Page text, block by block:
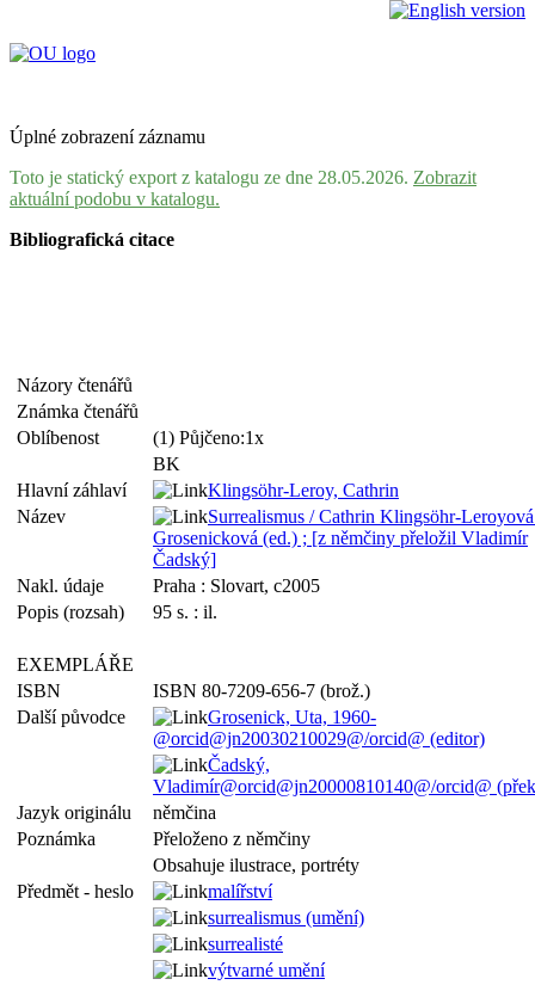
Úplné zobrazení záznamu
Toto je statický export z katalogu ze dne 28.05.2026. Zobrazit
aktuální podobu v katalogu.
Bibliografická citace
Názory čtenářů
Známka čtenářů
Oblíbenost
(1) Půjčeno:1x
BK
Hlavní záhlaví
Klingsöhr-Leroy, Cathrin
Název
Surrealismus / Cathrin Klingsöhr-
Grosenicková (ed.) ; [z němčiny přeložil Vladimír
Čadský]
Nakl. údaje
Praha : Slovart, c2005
Popis (rozsah)
95 s. : il.
EXEMPLÁŘE
ISBN
ISBN 80-7209-656-7 (brož.)
Další původce
Grosenick, Uta, 1960-
@orcid@jn20030210029@/orcid@ (editor)
Čadský,
Vladimír@orcid@jn20000810140@/orcid@
Jazyk originálu
němčina
Poznámka
Přeloženo z němčiny
Obsahuje ilustrace, portréty
Předmět - heslo
malířství
surrealismus (umění)
surrealisté
výtvarné umění